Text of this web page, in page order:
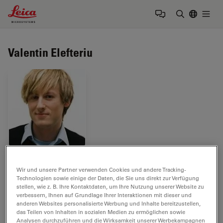
Leica Microsystems Logo
Valentin Elefteriu
Surgical Microscopy Medical Specialties
Neurosurgery
Wir und unsere Partner verwenden Cookies und andere Tracking-
Technologien sowie einige der Daten, die Sie uns direkt zur Verfügung
stellen, wie z. B. Ihre Kontaktdaten, um Ihre Nutzung unserer Website zu
verbessern, Ihnen auf Grundlage Ihrer Interaktionen mit dieser und
anderen Websites personalisierte Werbung und Inhalte bereitzustellen,
das Teilen von Inhalten in sozialen Medien zu ermöglichen sowie
Analysen durchzuführen und die Wirksamkeit unserer Werbekampagnen